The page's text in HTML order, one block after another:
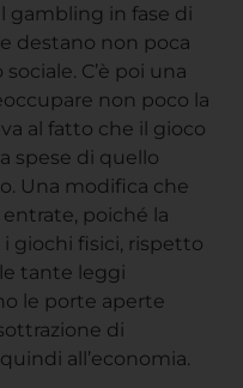
gambling in fase di
destano non poca
C’è poi una
non poco la
al fatto che il gioco
spese di quello
Una modifica che
poiché la
giochi fisici, rispetto
tante leggi
le porte aperte
di
all’economia.